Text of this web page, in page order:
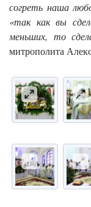
согреть наша
«так как вы
меньших, то
митрополита